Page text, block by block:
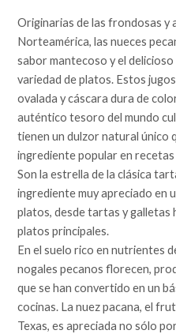
Originarias de las frondosas y
Norteamérica, las nueces
sabor mantecoso y el
variedad de platos. Estos
ovalada y cáscara dura de
auténtico tesoro del mundo
tienen un dulzor natural único
ingrediente popular en
Son la estrella de la clásica
ingrediente muy apreciado en
platos, desde tartas y galletas
platos principales.
En el suelo rico en nutrientes
nogales pecanos florecen,
que se han convertido en un
cocinas. La nuez pacana, el
Texas, es apreciada no sólo